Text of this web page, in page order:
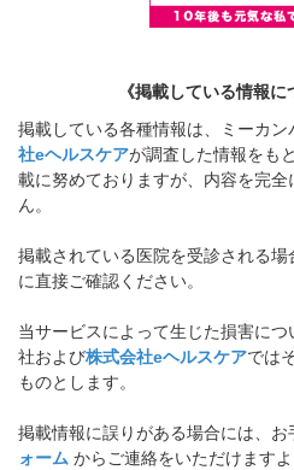
《掲載している情報に
掲載している各種情報は、ミーカ
社eヘルスケアが調査した情報をも
載に努めておりますが、内容を完
ん。
掲載されている医院を受診される
に直接ご確認ください。
当サービスによって生じた損害に
社および株式会社eヘルスケアでは
ものとします。
掲載情報に誤りがある場合には、お
ォーム からご連絡をいただけます